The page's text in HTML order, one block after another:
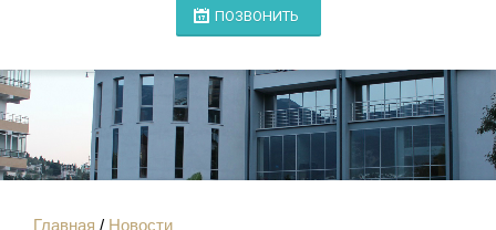
ПОЗВОНИТЬ
Главная
Новости